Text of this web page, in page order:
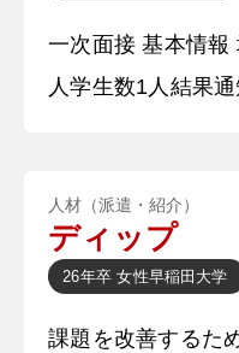
いました。
一次面接 基本情報 場所web時間30分社員数1
人学生数1人結果
実行力があること
にアルバイトでバ
で最も発揮しまし
トの子達が次々と
人材（派遣・紹介）
ディップ
26年卒 女性早稲田大学
課題を改善するた